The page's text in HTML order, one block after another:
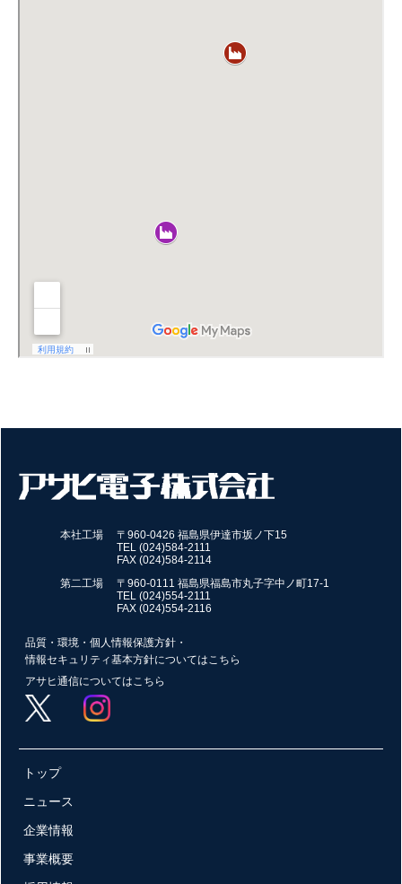
本社工場
〒960-0426 福島県伊達市坂ノ下15
TEL (024)584-2111
FAX (024)584-2114
第二工場
〒960-0111 福島県福島市丸子字中ノ町17-1
TEL (024)554-2111
FAX (024)554-2116
品質・環境・個人情報保護方針・
情報セキュリティ基本方針についてはこちら
アサヒ通信についてはこちら
トップ
ニュース
企業情報
事業概要